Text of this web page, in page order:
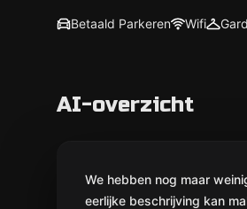
Betaald Parkeren Wifi
AI-overzicht
We hebben nog maar
eerlijke beschrijving kan